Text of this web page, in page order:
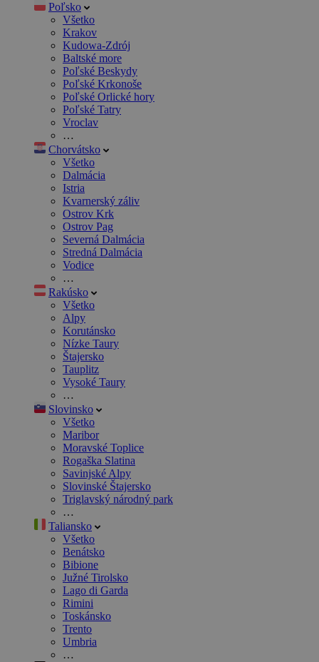
Poľsko
Všetko
Krakov
Kudowa-Zdrój
Baltské more
Poľské Beskydy
Poľské Krkonoše
Poľské Orlické hory
Poľské Tatry
Vroclav
…
Chorvátsko
Všetko
Dalmácia
Istria
Kvarnerský záliv
Ostrov Krk
Ostrov Pag
Severná Dalmácia
Stredná Dalmácia
Vodice
…
Rakúsko
Všetko
Alpy
Korutánsko
Nízke Taury
Štajersko
Tauplitz
Vysoké Taury
…
Slovinsko
Všetko
Maribor
Moravské Toplice
Rogaška Slatina
Savinjské Alpy
Slovinské Štajersko
Triglavský národný park
…
Taliansko
Všetko
Benátsko
Bibione
Južné Tirolsko
Lago di Garda
Rimini
Toskánsko
Trento
Umbria
…